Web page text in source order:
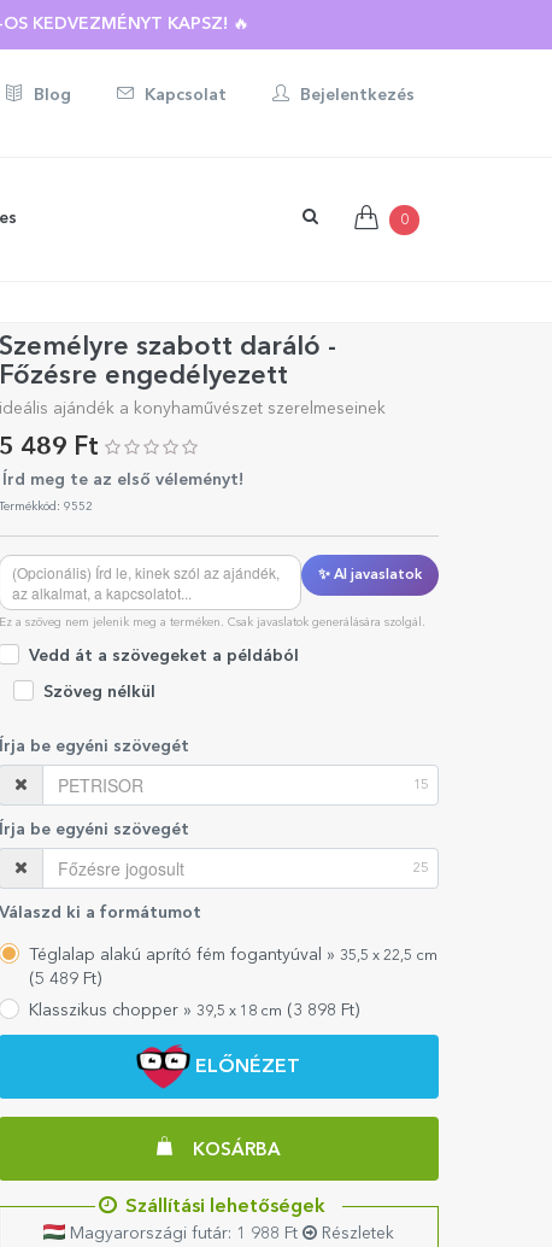
KEDVEZMÉNYT KAPSZ! 🔥
Blog Kapcsolat Bejelentkezés
0
Személyre szabott daráló -
Főzésre engedélyezett
ideális ajándék a konyhaművészet szerelmeseinek
5 489 Ft
Írd meg te az első véleményt!
9552
✨ AI javaslatok
Ez a szöveg nem jelenik meg a terméken. Csak javaslatok generálására szolgál.
Vedd át a szövegeket a példából
Szöveg nélkül
Írja be egyéni szövegét
15
Írja be egyéni szövegét
25
Válaszd ki a formátumot
Téglalap alakú aprító fém fogantyúval » 35,5 x 22,5 cm
(5 489Ft)
Klasszikus chopper » 39,5 x 18 cm ( 3 898 Ft)
ELŐNÉZET
KOSÁRBA
Szállítási lehetőségek
Magyarországi futár: 1 988 Ft
Részletek